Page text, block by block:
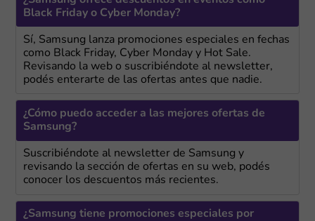
Black Friday o Cyber Monday?
Sí, Samsung lanza promociones especiales en fechas
como Black Friday, Cyber Monday y Hot Sale.
Revisando la web o suscribiéndote al newsletter,
podés enterarte de las ofertas antes que nadie.
¿Cómo puedo acceder a las mejores ofertas de
Samsung?
Suscribiéndote al newsletter de Samsung y
revisando la sección de ofertas en su web, podés
conocer los descuentos más recientes.
¿Samsung tiene promociones especiales por